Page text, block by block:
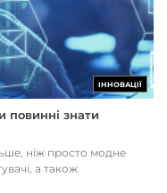
ІННОВАЦІЇ
повинні знати
ніж просто модне
а також